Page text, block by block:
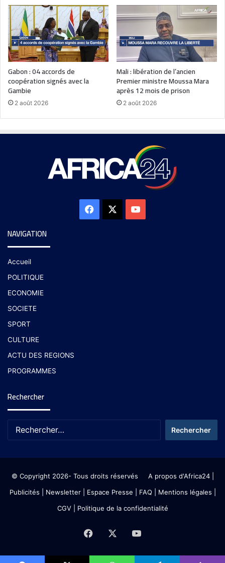
Gabon : 04 accords de
coopération signés avec la
Gambie
2 août 2026
Mali : libération de l’ancien
Premier ministre Moussa Mara
après 12 mois de prison
2 août 2026
NAVIGATION
Accueil
POLITIQUE
ECONOMIE
SOCIETE
SPORT
CULTURE
ACTU DES REGIONS
PROGRAMMES
Rechercher
© Copyright 2026- Tous droits réservés A propos d'Africa24|
Publicités
Newsletter| Espace Presse | FAQ | Mentions légales
CGV| Politique de la confidentialité